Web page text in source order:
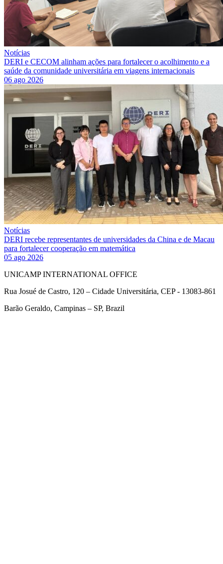
Notícias
DERI e CECOM alinham ações para fortalecer o acolhimento e a
saúde da comunidade universitária em viagens internacionais
06 ago 2026
Notícias
DERI recebe representantes de universidades da China e de Macau
para fortalecer cooperação em matemática
05 ago 2026
UNICAMP INTERNATIONAL OFFICE
Rua Josué de Castro, 120 – Cidade Universitária, CEP - 13083-861
Barão Geraldo, Campinas – SP, Brazil